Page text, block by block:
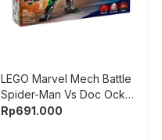
LEGO Marvel Mech Battle
Spider-Man Vs Doc Ock
Set 315 pcs 76338 - Mix
Rp691.000